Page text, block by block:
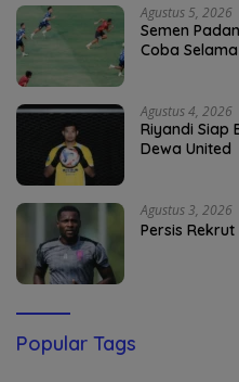
Agustus 5, 2026
Semen
Coba
Agustus 4, 2026
Riyandi Siap
Dewa United
Agustus 3, 2026
Persis
Popular Tags